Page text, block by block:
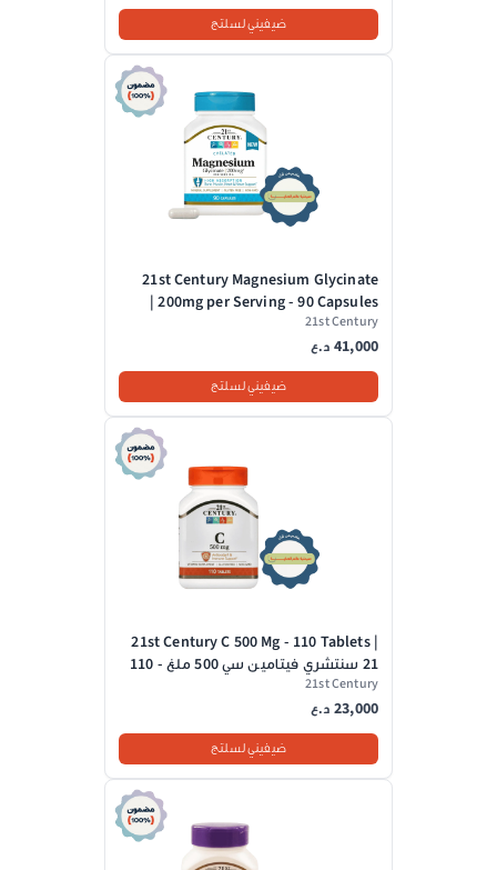
ضيفيني لسلتج
21st Century Magnesium Glycinate
200mg per Serving - 90 Capsules |
تونتي فيرست سينشري مغنيزيوم
غليسينات 200 مغ - 90 كبسولة
21st Century
41,000 د.ع
ضيفيني لسلتج
21st Century C 500 Mg - 110 Tablets |
21 سنتشري فيتامين سي 500 ملغ - 110
قرص
21st Century
23,000 د.ع
ضيفيني لسلتج